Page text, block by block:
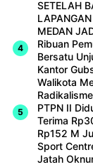
SETELAH
MEDAN
Ribuan
Bersatu
Kantor
Walikota
PTPN II
Terima
Rp152 M
Sport
Jatah